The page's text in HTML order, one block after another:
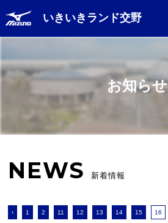
いきいきランド交野
お知らせ
NEWS 新着情報
‹ 1 2 11 12 13 14 15 16